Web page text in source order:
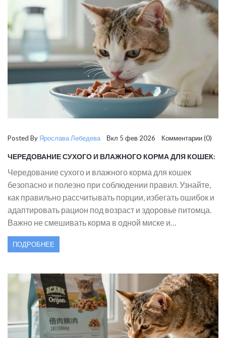
Posted By Ярослава ЛебедеваВкл 5 фев 2026 Комментарии (0)
ЧЕРЕДОВАНИЕ СУХОГО И ВЛАЖНОГО КОРМА ДЛЯ КОШЕК:
Чередование сухого и влажного корма для кошек
безопасно и полезно при соблюдении правил. Узнайте,
как правильно рассчитывать порции, избегать ошибок и
адаптировать рацион под возраст и здоровье питомца.
Важно не смешивать корма в одной миске и
контролировать калорийность.
ПОДРОБНЕЕ